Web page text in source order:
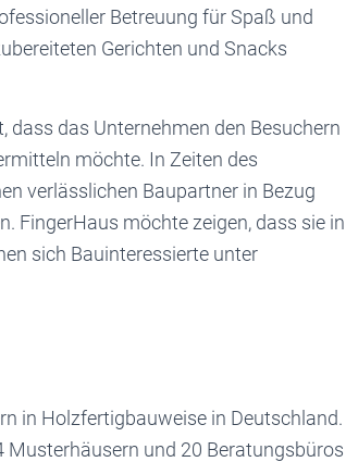
Betreuung für Spaß und
Gerichten und Snacks
das Unternehmen den Besuchern
möchte. In Zeiten des
verlässlichen Baupartner in Bezug
FingerHaus möchte zeigen, dass sie in
sich Bauinteressierte unter
in Holzfertigbauweise in Deutschland.
und 20 Beratungsbüros